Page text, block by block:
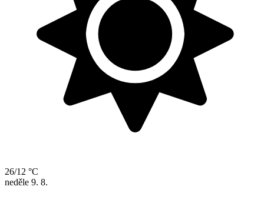
26/12 °C
neděle 9. 8.